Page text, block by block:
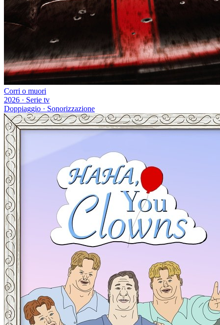
Corri o muori
2026 · Serie tv
Doppiaggio · Sonorizzazione